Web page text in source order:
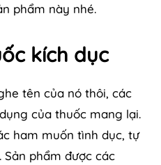
phẩm này nhé.
kích dục
tên của nó thôi, các
của thuốc mang lại.
ham muốn tình dục, tự
phẩm được các